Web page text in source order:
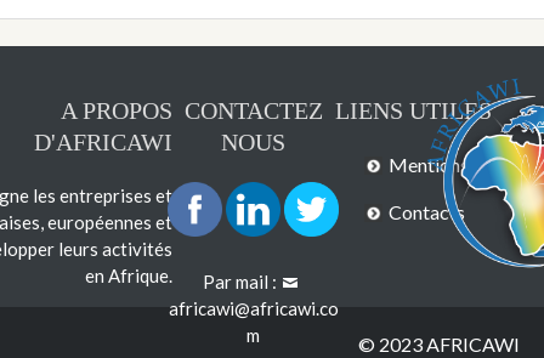
A PROPOS
D'AFRICAWI
les entreprises et
européennes et
leurs activités
en Afrique.
CONTACTEZ
NOUS
Par mail :
africawi@africawi.co
m
LIENS UTILES
Mentions légales
Contacts
© 2023 AFRICAWI